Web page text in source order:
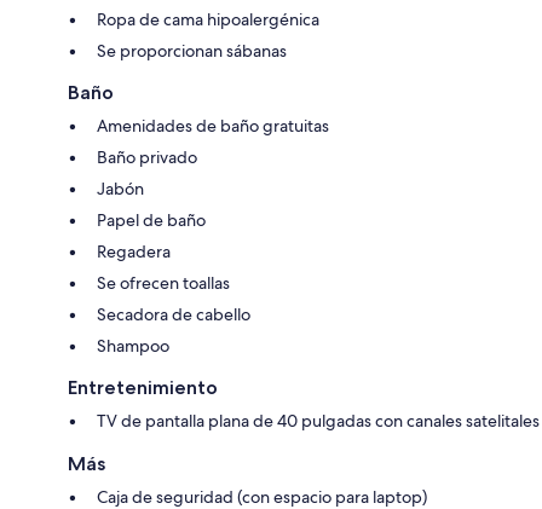
Ropa de cama hipoalergénica
Se proporcionan sábanas
Baño
Amenidades de baño gratuitas
Baño privado
Jabón
Papel de baño
Regadera
Se ofrecen toallas
Secadora de cabello
Shampoo
Entretenimiento
TV de pantalla plana de 40 pulgadas con canales satelitales
Más
Caja de seguridad (con espacio para laptop)